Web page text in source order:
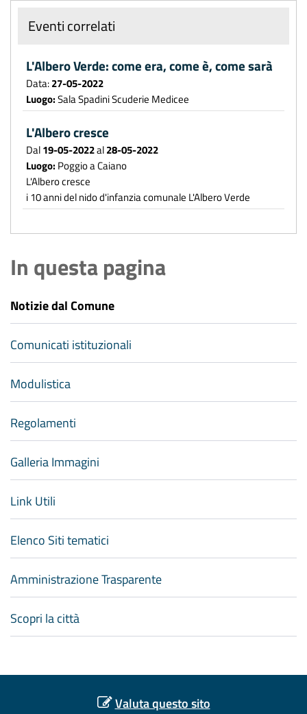
Eventi correlati
L'Albero Verde: come era, come è, come sarà
Data:27-05-2022
Luogo:Sala Spadini Scuderie Medicee
L'Albero cresce
Dal19-05-2022al28-05-2022
Luogo: Poggio a Caiano
L'Albero cresce
i 10 anni del nido d'infanzia comunale L'Albero Verde
In questa pagina
Notizie dal Comune
Comunicati istituzionali
Modulistica
Regolamenti
Galleria Immagini
Link Utili
Elenco Siti tematici
Amministrazione Trasparente
Scopri la città
Valuta questo sito